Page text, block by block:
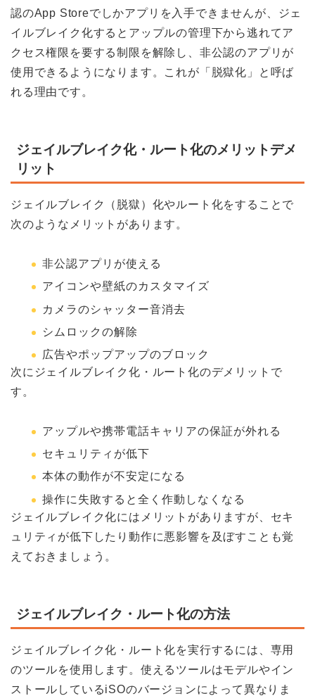
認のApp Storeでしかアプリを入手できませんが、ジェ
イルブレイク化するとアップルの管理下から逃れてア
クセス権限を要する制限を解除し、非公認のアプリが
使用できるようになります。これが「脱獄化」と呼ば
れる理由です。
ジェイルブレイク化・ルート化のメリットデメ
リット
ジェイルブレイク（脱獄）化やルート化をすることで
次のようなメリットがあります。
非公認アプリが使える
アイコンや壁紙のカスタマイズ
カメラのシャッター音消去
シムロックの解除
広告やポップアップのブロック
次にジェイルブレイク化・ルート化のデメリットで
す。
アップルや携帯電話キャリアの保証が外れる
セキュリティが低下
本体の動作が不安定になる
操作に失敗すると全く作動しなくなる
ジェイルブレイク化にはメリットがありますが、セキ
ュリティが低下したり動作に悪影響を及ぼすことも覚
えておきましょう。
ジェイルブレイク・ルート化の方法
ジェイルブレイク化・ルート化を実行するには、専用
のツールを使用します。使えるツールはモデルやイン
ストールしているiSOのバージョンによって異なりま